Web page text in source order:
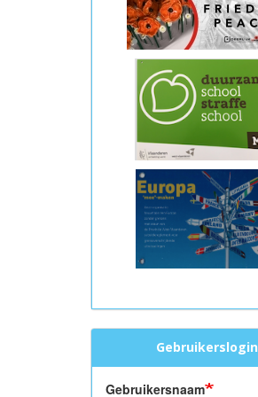
Gebruikerslogin
Gebruikersnaam